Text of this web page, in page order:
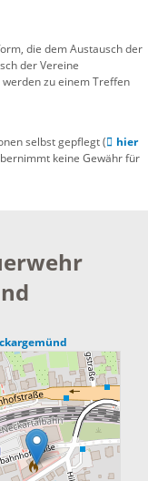
die dem Austausch der
der Vereine
zu einem Treffen
selbst gepflegt (
hier
keine Gewähr für